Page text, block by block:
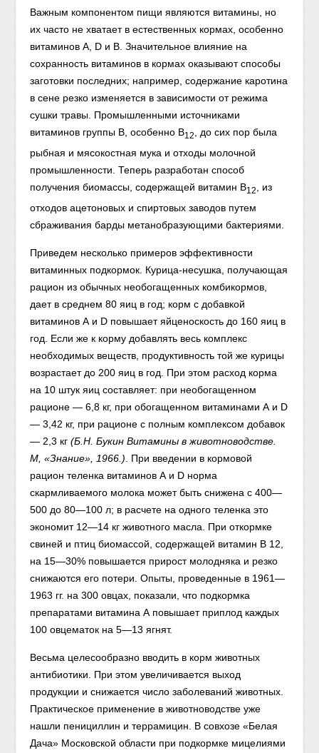
Важным компонентом пищи являются витамины, но
их часто не хватает в естественных кормах, особенно
витаминов A, D и В. Значительное влияние на
сохранность витаминов в кормах оказывают способы
заготовки последних; например, содержание каротина
в сене резко изменяется в зависимости от режима
сушки травы. Промышленными источниками
витаминов группы В, особенно В12
, до сих пор была
рыбная и мясокостная мука и отходы молочной
промышленности. Теперь разработан способ
получения биомассы, содержащей витамин В12
, из
отходов ацетоновых и спиртовых заводов путем
сбраживания барды метанобразующими бактериями.
Приведем несколько примеров эффективности
витаминных подкормок. Курица-несушка, получающая
рацион из обычных необогащенных комбикормов,
дает в среднем 80 яиц в год; корм с добавкой
витаминов А и D повышает яйценоскость до 160 яиц в
год. Если же к корму добавлять весь комплекс
необходимых веществ, продуктивность той же курицы
возрастает до 200 яиц в год. При этом расход корма
на 10 штук яиц составляет: при необогащенном
рационе — 6,8 кг, при обогащенном витаминами А и D
— 3,42 кг, при рационе с полным комплексом добавок
— 2,3 кг(Б.Н. Букин Витамины в животноводстве.
М, «Знание», 1966. ) . При введении в кормовой
рацион теленка витаминов А и D норма
скармливаемого молока может быть снижена с 400—
500 до 80—100 л; в расчете на одного теленка это
экономит 12—14 кг животного масла. При откормке
свиней и птиц биомассой, содержащей витамин В 12,
на 15—30% повышается прирост молодняка и резко
снижаются его потери. Опыты, проведенные в 1961—
1963 гг. на 300 овцах, показали, что подкормка
препаратами витамина А повышает приплод каждых
100 овцематок на 5—13 ягнят.
Весьма целесообразно вводить в корм животных
антибиотики. При этом увеличивается выход
продукции и снижается число заболеваний животных.
Практическое применение в животноводстве уже
нашли пенициллин и террамицин. В совхозе «Белая
Дача» Московской области при подкормке мицелиями